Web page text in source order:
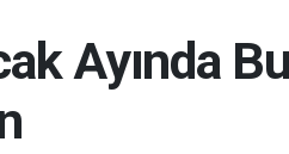
Ayında